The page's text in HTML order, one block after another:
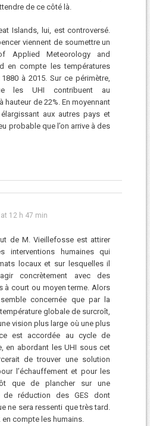
de ce côté là.
Islands, lui, est controversé.
viennent de soumettre un
Applied Meteorology and
en compte les températures
à 2015. Sur ce périmètre,
les UHI contribuent au
de 22%. En moyennant
aux autres pays et
probable que l’on arrive à des
12 h 47 min
de M. Vieillefosse est attirer
interventions humaines qui
locaux et sur lesquelles il
concrètement avec des
à court ou moyen terme. Alors
concernée que par la
globale de surcroît,
vision plus large où une plus
est accordée au cycle de
en abordant les UHI sous cet
de trouver une solution
l’échauffement et pour les
que de plancher sur une
de réduction des GES dont
ne sera ressenti que très tard.
compte les humains.